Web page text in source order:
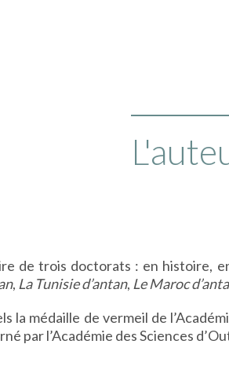
de trois doctorats : en histoire,
, La Tunisie d’antan, Le Maroc
médaille de vermeil de
par l’Académie des Sciences